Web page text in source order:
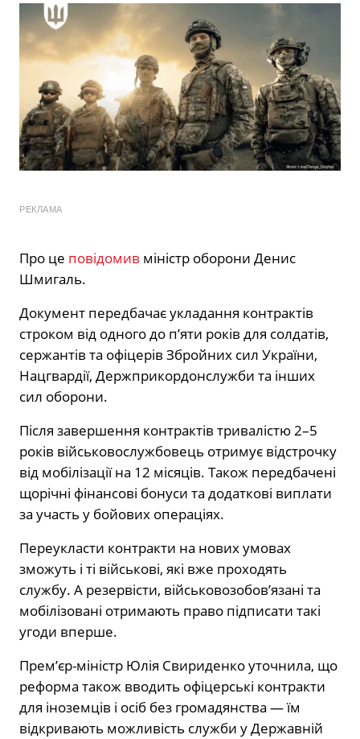
РЕКЛАМА
Про це повідомив міністр оборони Денис
Шмигаль.
Документ передбачає укладання контрактів
строком від одного до п’яти років для солдатів,
сержантів та офіцерів Збройних сил України,
Нацгвардії, Держприкордонслужби та інших
сил оборони.
Після завершення контрактів тривалістю 2–5
років військовослужбовець отримує відстрочку
від мобілізації на 12 місяців. Також передбачені
щорічні фінансові бонуси та додаткові виплати
за участь у бойових операціях.
Переукласти контракти на нових умовах
зможуть і ті військові, які вже проходять
службу. А резервісти, військовозобов’язані та
мобілізовані отримають право підписати такі
угоди вперше.
Прем’єр-міністр Юлія Свириденко уточнила, що
реформа також вводить офіцерські контракти
для іноземців і осіб без громадянства — їм
відкривають можливість служби у Державній